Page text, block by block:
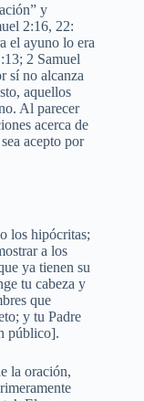
y
2:16, 22:
el ayuno lo era
2 Samuel
sí no alcanza
aquellos
Al parecer
acerca de
acepto por
los hipócritas;
a los
ya tienen su
tu cabeza y
que
y tu Padre
público].
la oración,